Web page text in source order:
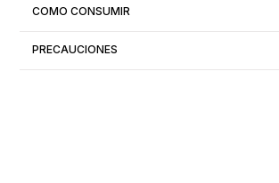
COMO CONSUMIR
PRECAUCIONES